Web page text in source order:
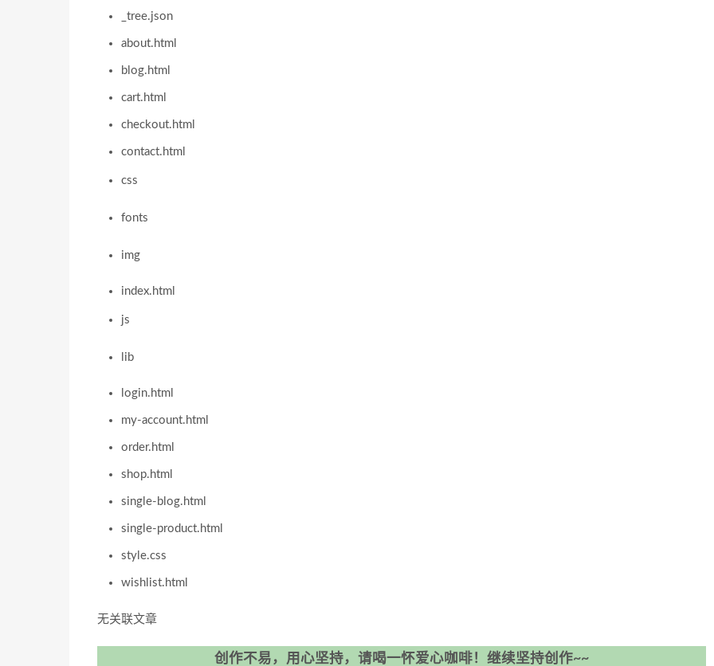
_tree.json
about.html
blog.html
cart.html
checkout.html
contact.html
css
fonts
img
index.html
js
lib
login.html
my-account.html
order.html
shop.html
single-blog.html
single-product.html
style.css
wishlist.html
无关联文章
创作不易，用心坚持，请喝一怀爱心咖啡！继续坚持创作~~